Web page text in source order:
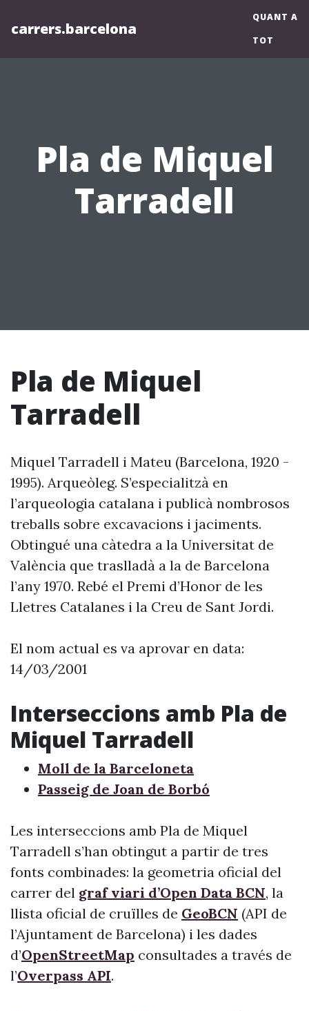
carrers.barcelona
QUANT A
TOT
Pla de Miquel
Tarradell
Pla de Miquel
Tarradell
Miquel Tarradell i Mateu (Barcelona, 1920 -
1995). Arqueòleg. S’especialitzà en
l’arqueologia catalana i publicà nombrosos
treballs sobre excavacions i jaciments.
Obtingué una càtedra a la Universitat de
València que traslladà a la de Barcelona
l’any 1970. Rebé el Premi d’Honor de les
Lletres Catalanes i la Creu de Sant Jordi.
El nom actual es va aprovar en data:
14/03/2001
Interseccions amb Pla de
Miquel Tarradell
Moll de la Barceloneta
Passeig de Joan de Borbó
Les interseccions amb Pla de Miquel
Tarradell s’han obtingut a partir de tres
fonts combinades: la geometria oficial del
carrer del graf viari d’Open Data BCN, la
llista oficial de cruïlles de GeoBCN (API de
l’Ajuntament de Barcelona) i les dades
d’OpenStreetMap consultades a través de
l’Overpass API.